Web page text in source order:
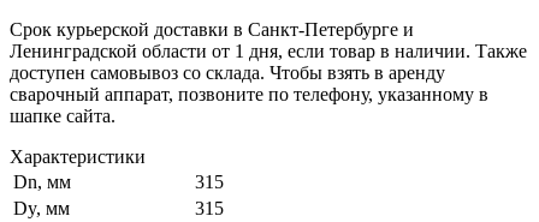
Срок курьерской доставки в Санкт-Петербурге и
Ленинградской области от 1 дня, если товар в наличии. Также
доступен самовывоз со склада. Чтобы взять в аренду
сварочный аппарат, позвоните по телефону, указанному в
шапке сайта.
Характеристики
Dn, мм
315
Dy, мм
315